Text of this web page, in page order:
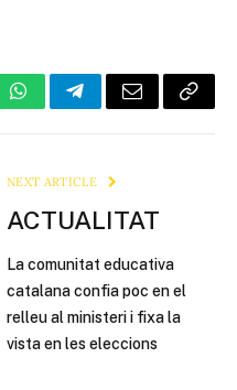
WhatsAppTelegramEmail Copy
NEXT ARTICLE
ACTUALITAT
La comunitat educativa
catalana confia poc en el
relleu al ministeri i fixa la
vista en les eleccions